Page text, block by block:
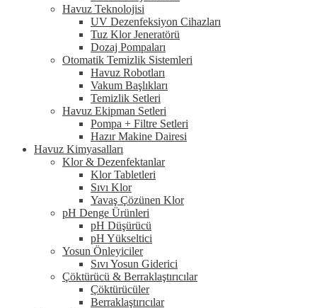
Havuz Teknolojisi
UV Dezenfeksiyon Cihazları
Tuz Klor Jeneratörü
Dozaj Pompaları
Otomatik Temizlik Sistemleri
Havuz Robotları
Vakum Başlıkları
Temizlik Setleri
Havuz Ekipman Setleri
Pompa + Filtre Setleri
Hazır Makine Dairesi
Havuz Kimyasalları
Klor & Dezenfektanlar
Klor Tabletleri
Sıvı Klor
Yavaş Çözünen Klor
pH Denge Ürünleri
pH Düşürücü
pH Yükseltici
Yosun Önleyiciler
Sıvı Yosun Giderici
Çöktürücü & Berraklaştırıcılar
Çöktürücüler
Berraklaştırıcılar